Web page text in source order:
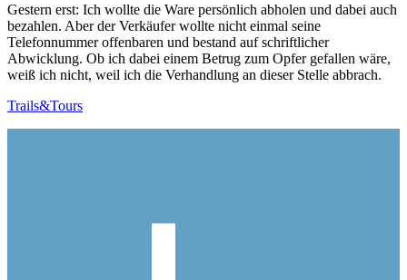
Gestern erst: Ich wollte die Ware persönlich abholen und dabei auch
bezahlen. Aber der Verkäufer wollte nicht einmal seine
Telefonnummer offenbaren und bestand auf schriftlicher
Abwicklung. Ob ich dabei einem Betrug zum Opfer gefallen wäre,
weiß ich nicht, weil ich die Verhandlung an dieser Stelle abbrach.
Trails&Tours